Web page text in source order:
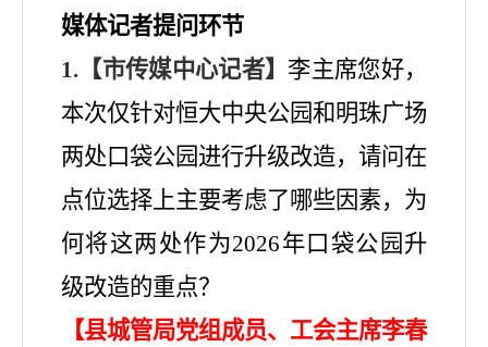
媒体记者提问环节
1.【市传媒中心记者】 李主席您好，
本次仅针对恒大中央公园和明珠广场
两处口袋公园进行升级改造，请问在
点位选择上主要考虑了哪些因素，为
何将这两处作为2026年口袋公园升
级改造的重点？
【县城管局党组成员、工会主席李春